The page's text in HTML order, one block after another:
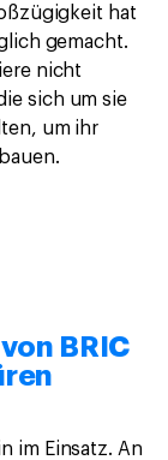
hat
gemacht.
nicht
sich um sie
um ihr
BRIC
im Einsatz. An